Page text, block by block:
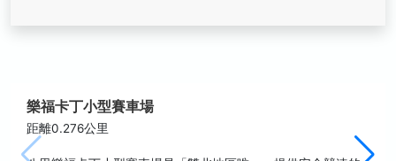
樂福卡丁小型賽車場
距離0.276公里